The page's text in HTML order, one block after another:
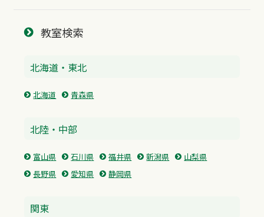
教室検索
北海道・東北
北海道 青森県
北陸・中部
富山県 石川県 福井県 新潟県
山梨県
長野県
愛知県 静岡県
関東